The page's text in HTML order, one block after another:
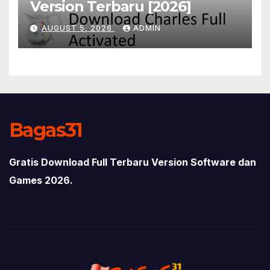
Version Terbaru [2026]
AUGUST 5, 2026 ADMIN
Bagas31
Gratis Download Full Terbaru Version Software dan
Games 2026.